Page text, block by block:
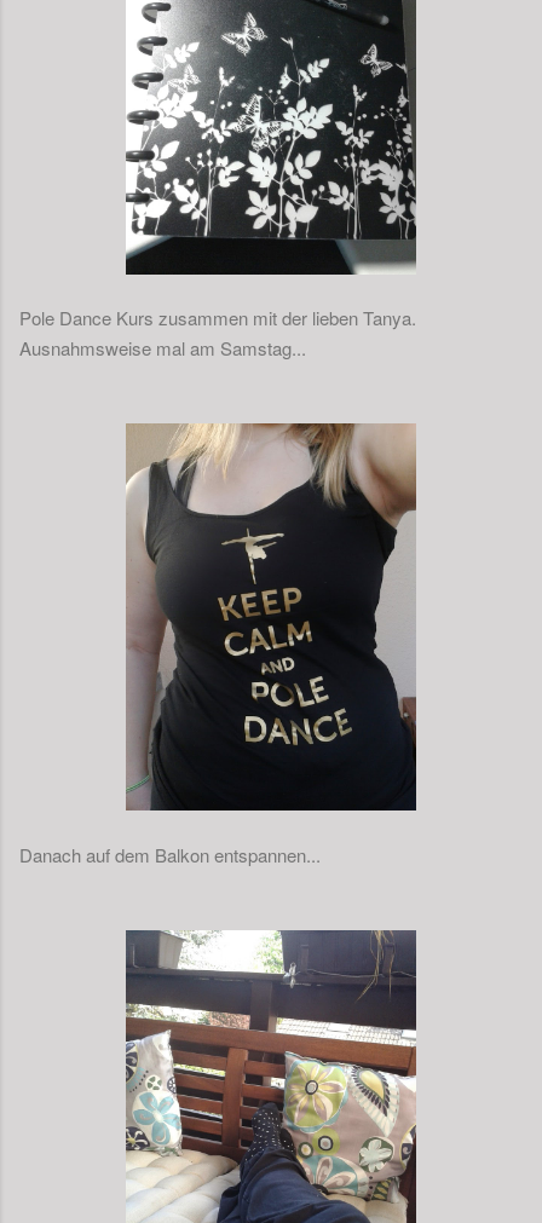
Pole Dance Kurs zusammen mit der lieben Tanya.
Ausnahmsweise mal am Samstag...
Danach auf dem Balkon entspannen...